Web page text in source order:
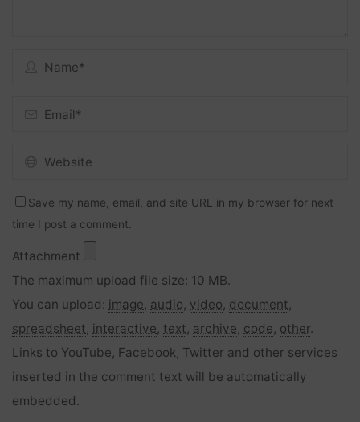
Save my name, email, and site URL in my browser for next
time I post a comment.
Attachment
The maximum upload file size: 10 MB.
You can upload: image, audio, video, document,
spreadsheet, interactive, text, archive, code, other.
Links to YouTube, Facebook, Twitter and other services
inserted in the comment text will be automatically
embedded.